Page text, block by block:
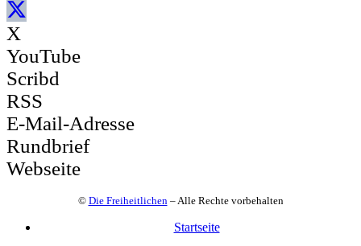
X
YouTube
Scribd
RSS
E-Mail-Adresse
Rundbrief
Webseite
© Die Freiheitlichen – Alle Rechte vorbehalten
Startseite